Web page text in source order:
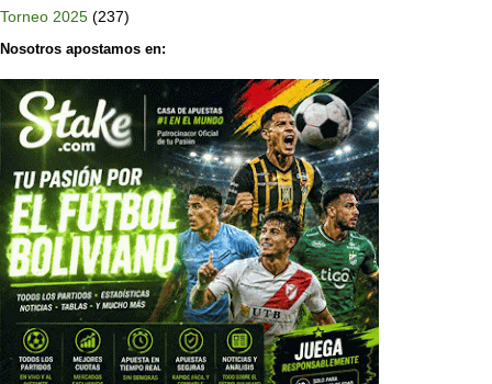
Torneo 2025 (237)
Nosotros apostamos en: